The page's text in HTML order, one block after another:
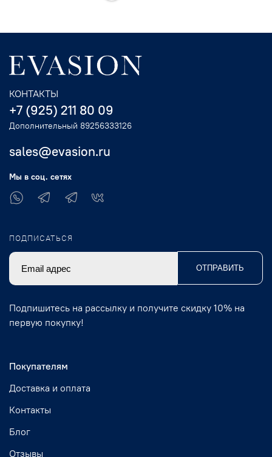
Покупателям
Доставка и оплата
Контакты
Блог
Отзывы
КОНТАКТЫ
+7 (925) 211 80 09
Дополнительный 89256333126
sales@evasion.ru
Мы в соц. сетях
ПОДПИСАТЬСЯ
ОТПРАВИТЬ
Подпишитесь на рассылку и получите скидку 10% на
первую покупку!